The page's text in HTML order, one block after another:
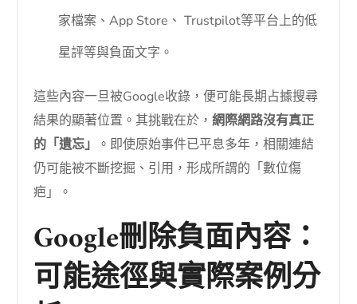
家檔案、App Store、 Trustpilot等平台上的低
星評等與負面文字。
這些內容一旦被Google收錄，便可能長期占據搜尋
結果的顯著位置。其挑戰在於，網際網路沒有真正
的「遺忘」
。即使原始事件已平息多年，相關連結
仍可能被不斷挖掘、引用，形成所謂的「數位傷
疤」。
Google刪除負面內容：
可能途徑與實際案例分